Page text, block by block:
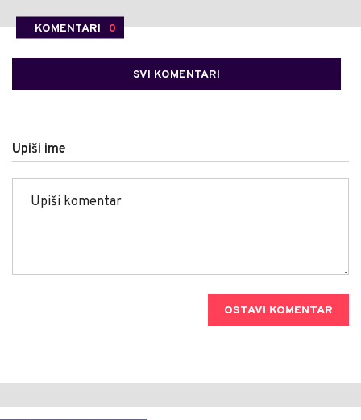
KOMENTARI 0
SVI KOMENTARI
Upiši ime
OSTAVI KOMENTAR